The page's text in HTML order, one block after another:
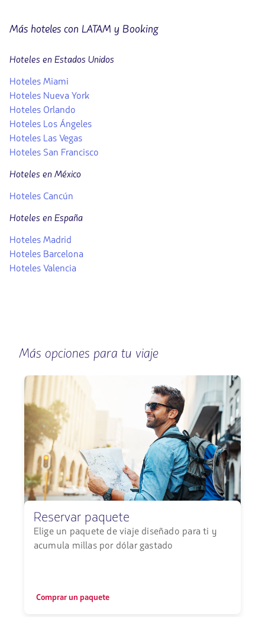
Más hoteles con LATAM y Booking
Hoteles en Estados Unidos
Hoteles Miami
Hoteles Nueva York
Hoteles Orlando
Hoteles Los Ángeles
Hoteles Las Vegas
Hoteles San Francisco
Hoteles en México
Hoteles Cancún
Hoteles en España
Hoteles Madrid
Hoteles Barcelona
Hoteles Valencia
Más opciones para tu viaje
Reservar paquete
Elige un paquete de viaje diseñado para ti y
acumula millas por dólar gastado
Comprar un paquete